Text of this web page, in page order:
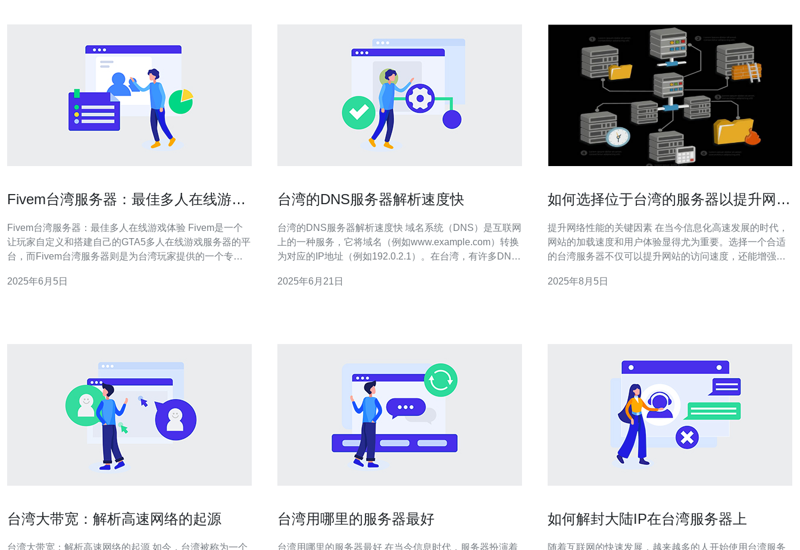
Fivem台湾服务器：最佳多人在线游戏
Fivem台湾服务器：最佳多人在线游戏体验 Fivem是一个
让玩家自定义和搭建自己的GTA5多人在线游戏服务器的平
台，而Fivem台湾服务器则是为台湾玩家提供的一个专属
多人在线游戏体验。 Fivem台湾服务器有着许多优势，其
2025年6月5日
台湾的DNS服务器解析速度快
台湾的DNS服务器解析速度快 域名系统（DNS）是互联网
上的一种服务，它将域名（例如www.example.com）转换
为对应的IP地址（例如192.0.2.1）。在台湾，有许多DNS
DNS服务器解析速度较快的原因有很多。其中一个主要原
2025年6月21日
如何选择位于台湾的服务器以提升网络
提升网络性能的关键因素 在当今信息化高速发展的时代，
网站的加载速度和用户体验显得尤为重要。选择一个合适
的台湾服务器不仅可以提升网站的访问速度，还能增强用
择服务器时做出明智的决策： 选择服务商的可靠性 考虑带
2025年8月5日
台湾大带宽：解析高速网络的起源
台湾大带宽：解析高速网络的起源 如今，台湾被称为一个
台湾用哪里的服务器最好
台湾用哪里的服务器最好 在当今信息时代，服务器扮演着
如何解封大陆IP在台湾服务器上
随着互联网的快速发展，越来越多的人开始使用台湾服务